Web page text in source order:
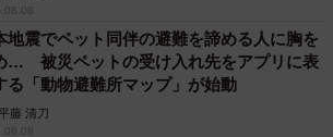
視界の先に見えるお家に犬がいるんで
すが、ももの視線からですと、そのわ
見えます。わんちゃんも家のカーテン
地震でペット同伴の避難を諦める人に胸を
… 被災ペットの受け入れ先をアプリに表
る「動物避難所マップ」が始動
藤 清刀